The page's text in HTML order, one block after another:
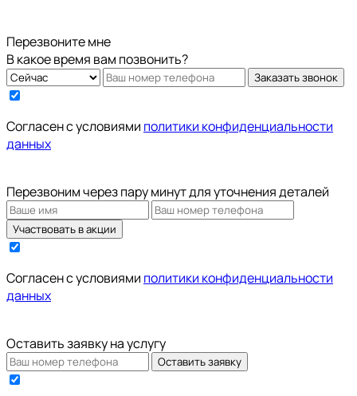
Перезвоните мне
В какое время вам позвонить?
Заказать звонок
Cогласен с условиями политики конфиденциальности
данных
Перезвоним через пару минут для уточнения деталей
Участвовать в акции
Cогласен с условиями политики конфиденциальности
данных
Оставить заявку на услугу
Оставить заявку